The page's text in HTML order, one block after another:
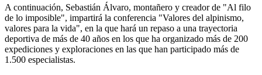
A continuación, Sebastián Álvaro, montañero y creador de "Al filo
de lo imposible", impartirá la conferencia "Valores del alpinismo,
valores para la vida", en la que hará un repaso a una trayectoria
deportiva de más de 40 años en los que ha organizado más de 200
expediciones y exploraciones en las que han participado más de
1.500 especialistas.